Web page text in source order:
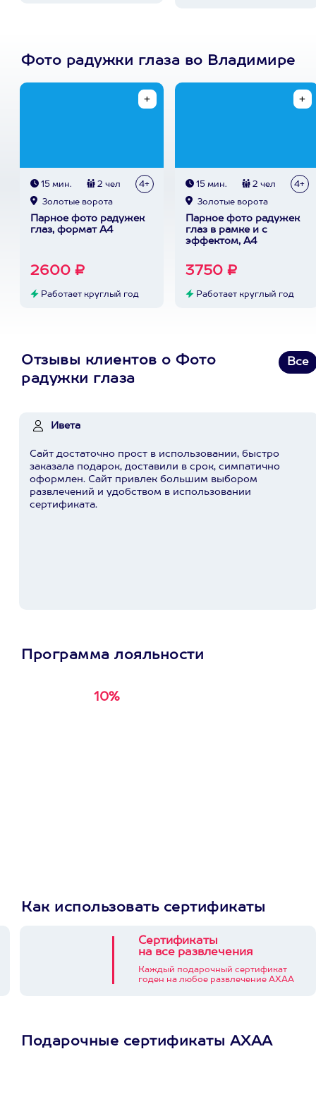
Фото радужки глаза во Владимире
15 мин. 2 чел 4+
Золотые ворота
Парное фото радужек
глаз, формат А4
2600 ₽
Работает круглый год
15 мин. 2 чел 4+
Золотые ворота
Парное фото радужек
глаз в рамке и с
эффектом, А4
3750 ₽
Работает круглый год
Отзывы клиентов о Фото
радужки глаза
Все
Ивета
Сайт достаточно прост в использовании, быстро
заказала подарок, доставили в срок, симпатично
оформлен. Сайт привлек большим выбором
развлечений и удобством в использовании
сертификата.
Программа лояльности
10%
Как использовать сертификаты
Сертификаты
на все развлечения
Каждый подарочный сертификат
годен на любое развлечение АХАА
Подарочные сертификаты АХАА